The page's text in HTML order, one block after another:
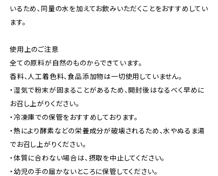
いるため、同量の水を加えてお飲みいただくことをおすすめしてい
ます。
使用上のご注意
全ての原料が自然のものからできています。
香料、人工着色料、食品添加物は一切使用していません。
・湿気で粉末が固まることがあるため、開封後はなるべく早めに
お召し上がりください。
・冷凍庫での保管をおすすめしております。
・熱により酵素などの栄養成分が破壊されるため、水やぬるま湯
でお召し上がりください。
・体質に合わない場合は、摂取を中止してください。
・幼児の手の届かないところに保管してください。